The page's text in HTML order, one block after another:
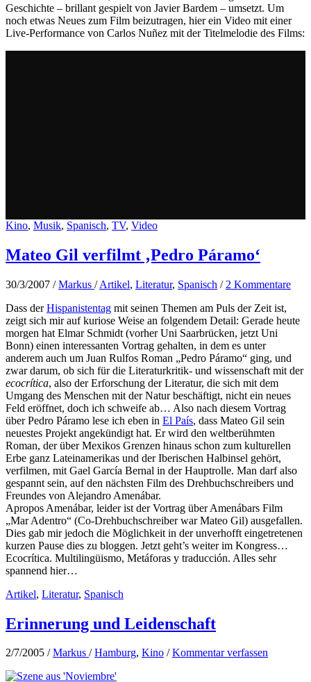
Geschichte – brillant gespielt von Javier Bardem – umsetzt. Um
noch etwas Neues zum Film beizutragen, hier ein Video mit einer
Live-Performance von Carlos Nuñez mit der Titelmelodie des Films:
Kino, Musik, Spanisch, TV, Video
Mateo Gil verfilmt ‚Pedro Páramo‘
30/3/2007 /Markus /Artikel, Literatur, Spanisch / 2 Kommentare
Dass derHispanistentag mit seinen Themen am Puls der Zeit ist,
zeigt sich mir auf kuriose Weise an folgendem Detail: Gerade heute
morgen hat Elmar Schmidt (vorher Uni Saarbrücken, jetzt Uni
Bonn) einen interessanten Vortrag gehalten, in dem es unter
anderem auch um Juan Rulfos Roman „Pedro Páramo“ ging, und
zwar darum, ob sich für die Literaturkritik- und wissenschaft mit der
ecocrítica, also der Erforschung der Literatur, die sich mit dem
Umgang des Menschen mit der Natur beschäftigt, nicht ein neues
Feld eröffnet, doch ich schweife ab… Also nach diesem Vortrag
über Pedro Páramo lese ich eben in El País, dass Mateo Gil sein
neuestes Projekt angekündigt hat. Er wird den weltberühmten
Roman, der über Mexikos Grenzen hinaus schon zum kulturellen
Erbe ganz Lateinamerikas und der Iberischen Halbinsel gehört,
verfilmen, mit Gael García Bernal in der Hauptrolle. Man darf also
gespannt sein, auf den nächsten Film des Drehbuchschreibers und
Freundes von Alejandro Amenábar.
Apropos Amenábar, leider ist der Vortrag über Amenábars Film
„Mar Adentro“ (Co-Drehbuchschreiber war Mateo Gil) ausgefallen.
Dies gab mir jedoch die Möglichkeit in der unverhofft eingetretenen
kurzen Pause dies zu bloggen. Jetzt geht’s weiter im Kongress…
Ecocrítica. Multilingüismo, Metáforas y traducción. Alles sehr
spannend hier…
Artikel, Literatur, Spanisch
Erinnerung und Leidenschaft
2/7/2005 /Markus /Hamburg, Kino /Kommentar verfassen